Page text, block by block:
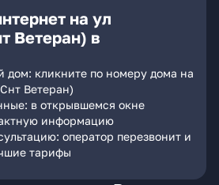
на ул
Ветеран) в
дом: кликните по номеру дома на
Ветеран)
в открывшемся окне
информацию
оператор перезвонит и
тарифы